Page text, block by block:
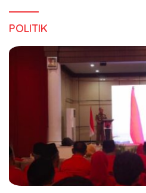
POLITIK